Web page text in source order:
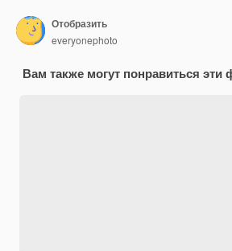
Отобразить
everyonephoto
Вам также могут понравиться эти